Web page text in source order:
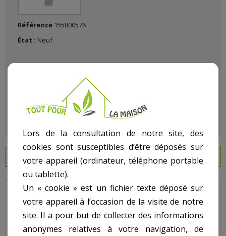
Référence 155800576
État : Neuf
EN SAVOIR PLUS
Propure - Pour Vanne Propure 2 pouces - N° 10 - Raccord union
- tête
Lors de la consultation de notre site, des
cookies sont susceptibles d’être déposés sur
votre appareil (ordinateur, téléphone portable
ou tablette).
Un « cookie » est un fichier texte déposé sur
votre appareil à l’occasion de la visite de notre
site. Il a pour but de collecter des informations
anonymes relatives à votre navigation, de